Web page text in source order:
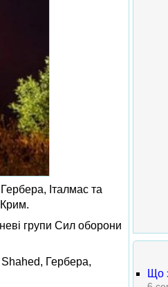
Італмас та
групи Сил оборони
Гербера,
Що